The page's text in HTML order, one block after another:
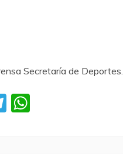
Secretaría de Deportes.
T